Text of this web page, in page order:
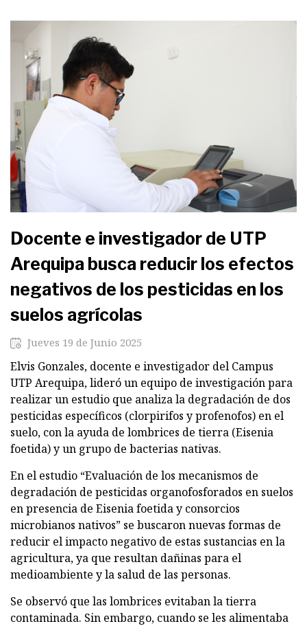
Docente e investigador de UTP
Arequipa busca reducir los efectos
negativos de los pesticidas en los
suelos agrícolas
Jueves 19 de Junio 2025
Elvis Gonzales, docente e investigador del Campus
UTP Arequipa, lideró un equipo de investigación para
realizar un estudio que analiza la degradación de dos
pesticidas específicos (clorpirifos y profenofos) en el
suelo, con la ayuda de lombrices de tierra (Eisenia
foetida) y un grupo de bacterias nativas.
En el estudio “Evaluación de los mecanismos de
degradación de pesticidas organofosforados en suelos
en presencia de Eisenia foetida y consorcios
microbianos nativos” se buscaron nuevas formas de
reducir el impacto negativo de estas sustancias en la
agricultura, ya que resultan dañinas para el
medioambiente y la salud de las personas.
Se observó que las lombrices evitaban la tierra
contaminada. Sin embargo, cuando se les alimentaba